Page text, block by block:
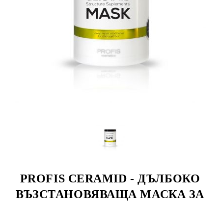
PROFIS CERAMID - ДЪЛБОКО
ВЪЗСТАНОВЯВАЩА МАСКА ЗА